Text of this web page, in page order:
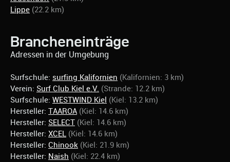
Lippe (22.2 km)
Brancheneinträge
Adressen in der Umgebung
Surfschule: surfing Kalifornien (Kalifornien: 3 km)
Verein: Surf Club Kiel e.V. (Strande: 12.2 km)
Surfschule: WESTWIND Kiel (Kiel: 13.2 km)
Hersteller: TAAROA (Kiel: 14.6 km)
Hersteller: SELECT (Kiel: 14.6 km)
Hersteller: XCEL (Kiel: 14.6 km)
Hersteller: Chinook (Kiel: 21.9 km)
Hersteller: Naish (Kiel: 22.4 km)